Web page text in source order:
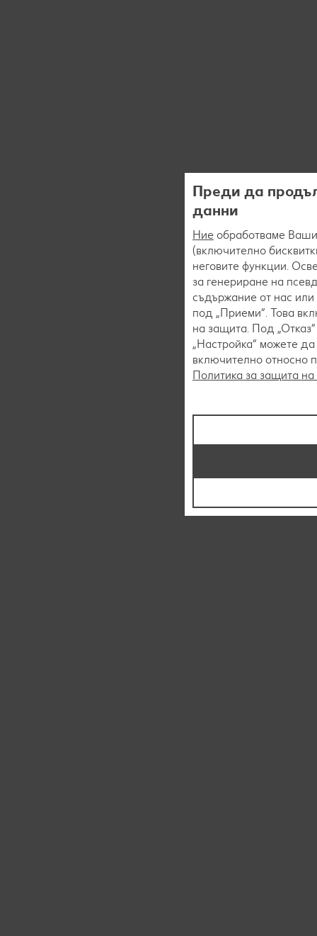
Преди да
данни
Ние обработваме
(включително
неговите функции.
за генериране на
съдържание от нас или
под „Приеми“. Това
на защита. Под
„Настройка“ можете
включително относно
Политика за защита